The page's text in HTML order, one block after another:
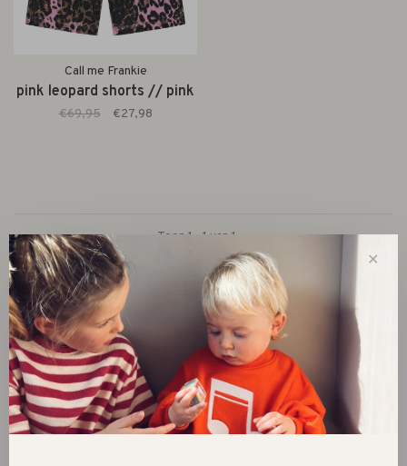
Call me Frankie
pink leopard shorts // pink
€69,95 €27,98
Toon 1 - 1 van 1
New
SALE 30%
SALE 60%
Kleding
✕